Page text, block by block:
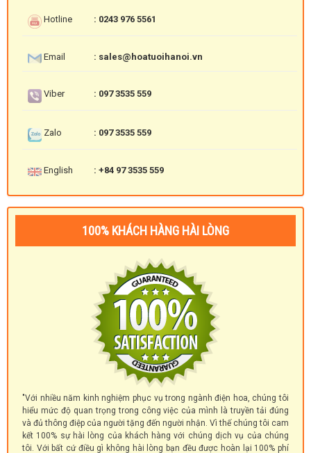
Hotline : 0243 976 5561
Email : sales@hoatuoihanoi.vn
Viber : 097 3535 559
Zalo : 097 3535 559
English : +84 97 3535 559
100% KHÁCH HÀNG HÀI LÒNG
"Với nhiều năm kinh nghiệm phục vụ trong ngành điện hoa, chúng tôi
hiểu mức độ quan trọng trong công việc của mình là truyền tải đúng
và đủ thông điệp của người tặng đến người nhận. Vì thế chúng tôi cam
kết 100% sự hài lòng của khách hàng với chúng dịch vụ của chúng
tôi. Với bất cứ điều gì không hài lòng bạn đều được hoàn lại 100% phí